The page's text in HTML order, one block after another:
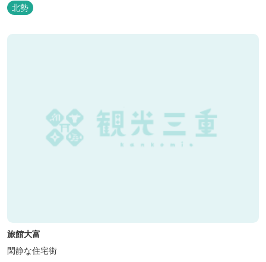
ロ、スポーツ行事では鈴鹿スポーツガーデン様まで約3キロととて
も近い場所にあります。亀山市へのアクセスも便利でシャープ亀山
工場では約10キロと鈴鹿市では近い場所となっております。
北勢
旅館大富
閑静な住宅街